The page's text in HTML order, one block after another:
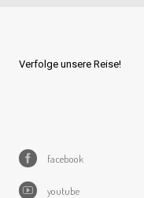
Verfolge unsere Reise!
facebook
youtube